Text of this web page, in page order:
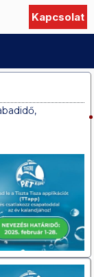
Kapcsolat